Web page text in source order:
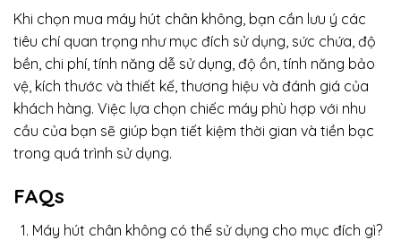
Khi chọn mua máy hút chân không, bạn cần lưu ý các
tiêu chí quan trọng như mục đích sử dụng, sức chứa, độ
bền, chi phí, tính năng dễ sử dụng, độ ồn, tính năng bảo
vệ, kích thước và thiết kế, thương hiệu và đánh giá của
khách hàng. Việc lựa chọn chiếc máy phù hợp với nhu
cầu của bạn sẽ giúp bạn tiết kiệm thời gian và tiền bạc
trong quá trình sử dụng.
FAQs
Máy hút chân không có thể sử dụng cho mục đích gì?